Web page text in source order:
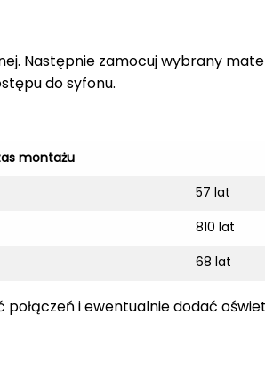
Następnie zamocuj wybrany
do syfonu.
montażu
57 lat
810 lat
68 lat
i ewentualnie dodać